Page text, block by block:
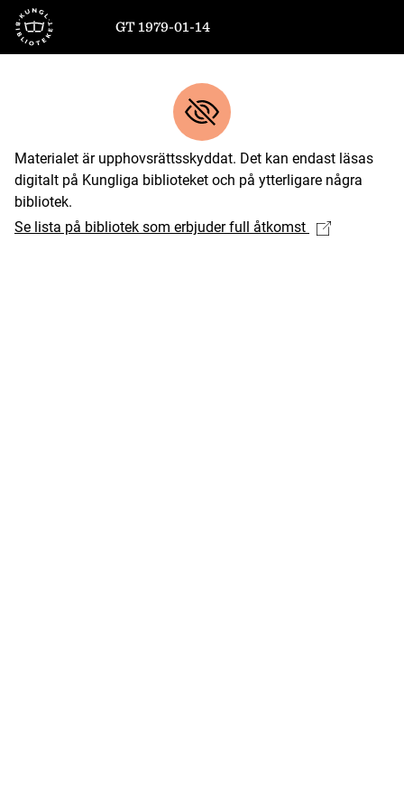
Till startsidan
GT 1979-01-14
Materialet är upphovsrättsskyddat. Det kan endast läsas
digitalt på Kungliga biblioteket och på ytterligare några
bibliotek.
Se lista på bibliotek som erbjuder full åtkomst